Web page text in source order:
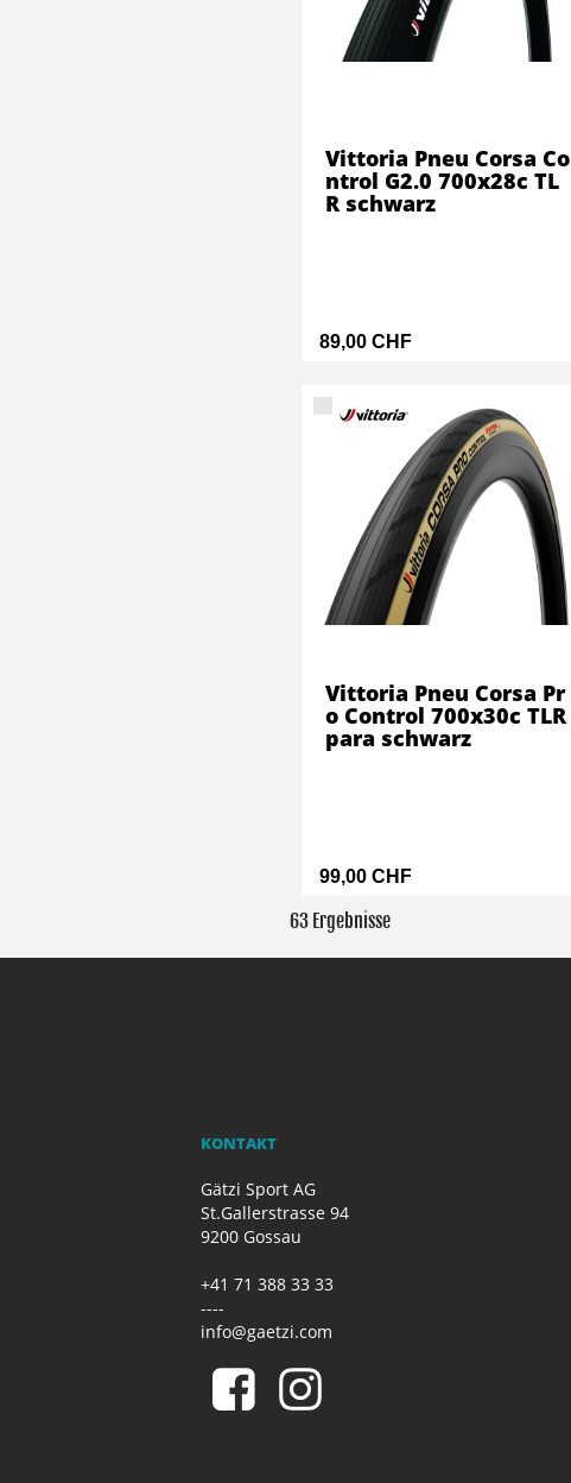
89,00 CHF
Vittoria Pneu Corsa Co
ntrol G2.0 700x28c TL
R schwarz
99,00 CHF
Vittoria Pneu Corsa Pr
o Control 700x30c TLR
para schwarz
63 Ergebnisse
KONTAKT
Gätzi Sport AG
St.Gallerstrasse 94
9200 Gossau
+41 71 388 33 33
----
info@gaetzi.com